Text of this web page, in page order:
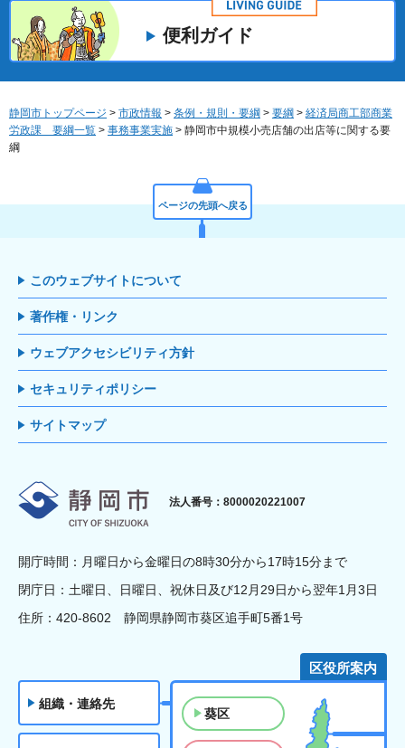
便利ガイド
静岡市トップページ > 市政情報 > 条例・規則・要綱 > 要綱 > 経済局商工部商業
労政課 要綱一覧 > 事務事業実施 > 静岡市中規模小売店舗の出店等に関する要
綱
ページの先頭へ戻る
このウェブサイトについて
著作権・リンク
ウェブアクセシビリティ方針
セキュリティポリシー
サイトマップ
静岡市
法人番号：8000020221007
開庁時間：月曜日から金曜日の8時30分から17時15分まで
閉庁日：土曜日、日曜日、祝休日及び12月29日から翌年1月3日
住所：420-8602 静岡県静岡市葵区追手町5番1号
組織・連絡先
区役所案内
葵区